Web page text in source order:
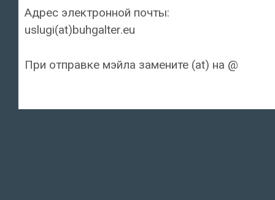
Адрес электронной почты:
uslugi(at)buhgalter.eu
При отправке мэйла замените (at) на @